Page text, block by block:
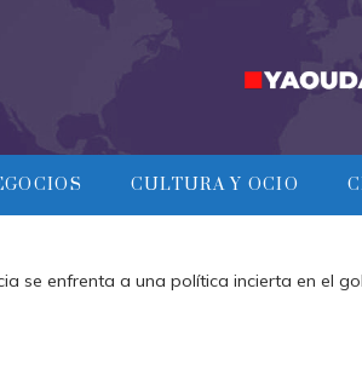
CULTURA Y OCIO
se enfrenta a una política incierta en el